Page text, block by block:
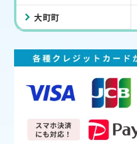
大町町